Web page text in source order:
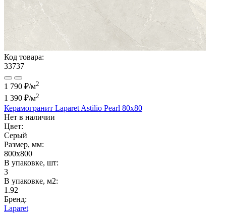
Код товара:
33737
1 790 ₽/м2
1 390 ₽/м2
Керамогранит Laparet Astilio Pearl 80х80
Нет в наличии
Цвет:
Серый
Размер, мм:
800x800
В упаковке, шт:
3
В упаковке, м2:
1.92
Бренд:
Laparet